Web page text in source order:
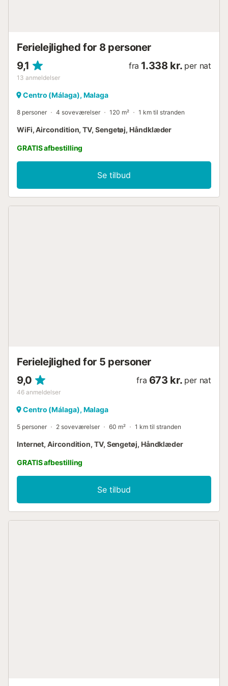
Ferielejlighed for 8 personer
9,1
13 anmeldelser
fra 1.338 kr. per nat
Centro (Málaga), Malaga
8 personer 4 soveværelser 120 m² 1 km til stranden
WiFi, Aircondition, TV, Sengetøj, Håndklæder
GRATIS afbestilling
Se tilbud
Ferielejlighed for 5 personer
9,0
46 anmeldelser
fra 673 kr. per nat
Centro (Málaga), Malaga
5 personer 2 soveværelser 60 m² 1 km til stranden
Internet, Aircondition, TV, Sengetøj, Håndklæder
GRATIS afbestilling
Se tilbud